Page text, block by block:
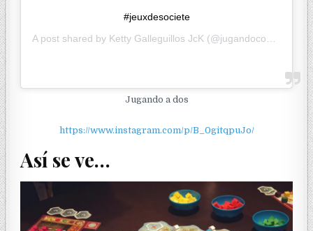
#jeuxdesociete
A post shared by Ketty Galleguillos JcK (@jugandoconketty) on
Jugando a dos
https://www.instagram.com/p/B_0gitqpuJo/
Así se ve…